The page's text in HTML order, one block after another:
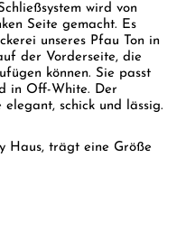
wird von
Seite gemacht. Es
unseres Pfau Ton in
der Vorderseite, die
können. Sie passt
in Off-White. Der
schick und lässig.
Haus, trägt eine Größe